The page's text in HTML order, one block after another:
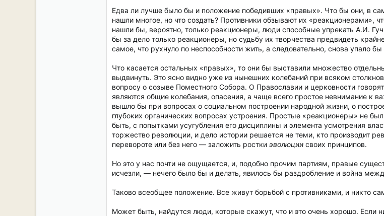
Едва ли лучше было бы и положение победивших «правых». Что бы они, в
нашли многое, но что создать? Противники обзывают их «реакционерами»,
нашли бы, вероятно, только реакционеры, люди способные упрекать А.И.
бы за дело только реакционеры, но судьбу их творчества предвидеть
самое, что рухнуло по неспособности жить, а следовательно, снова упало
Что касается остальных «правых», то они бы выставили множество
выдвинуть. Это ясно видно уже из нынешних колебаний при всяком
вопросу о созыве Поместного Собора. О Православии и церковности
являются общие колебания, опасения, а чаще всего простое невнимание к
вышло бы при вопросах о социальном построении народной жизни, о
глубоких органических вопросах устроения. Простые «реакционеры» не
быть, с попытками усугубления его дисциплины и элемента усмотрения
торжество революции, и дело истории решается не теми, кто производит
перевороте или без него — заложить ростки эволюции своих принципов.
Но это у нас почти не ощущается, и, подобно прочим партиям, правые
исчезли, — нечего было бы и делать, явилось бы раздробление и война
Таково всеобщее положение. Все живут борьбой с противниками, и никто
Может быть, найдутся люди, которые скажут, что и это очень хорошо. Если